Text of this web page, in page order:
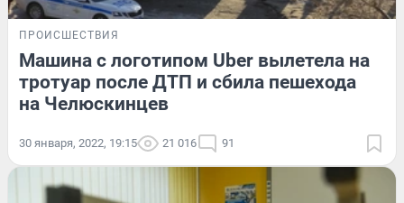
ПРОИСШЕСТВИЯ
Машина с логотипом Uber вылетела на
тротуар после ДТП и сбила пешехода
на Челюскинцев
30 января, 2022, 19:15 21 016 91